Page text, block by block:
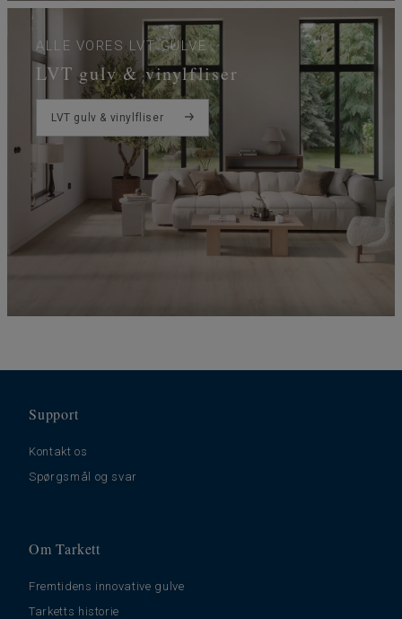
ALLE VORES LVT GULVE
LVT gulv & vinylfliser
LVT gulv & vinylfliser
Support
Kontakt os
Spørgsmål og svar
Om Tarkett
Fremtidens innovative gulve
Tarketts historie